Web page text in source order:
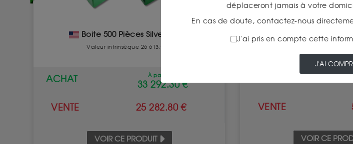
Boite 500 Pièces Silver Eagle
Valeur intrinsèque 26 613.57 €
ACHAT À partir de
33 292.30 €
VENTE 25 282.80 €
VOIR CE PRODUIT
Signe du Zodiaque :
VENTE
VOIR CE
déplaceront jamais à votre
En cas de doute, contactez-nous
J'ai pris en compte cette
J'AI